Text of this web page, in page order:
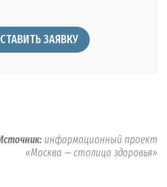
ЗАЯВКУ
информационный проект
«Москва — столица здоровья»